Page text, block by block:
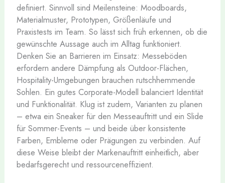
definiert. Sinnvoll sind Meilensteine: Moodboards,
Materialmuster, Prototypen, Größenläufe und
Praxistests im Team. So lässt sich früh erkennen, ob die
gewünschte Aussage auch im Alltag funktioniert.
Denken Sie an Barrieren im Einsatz: Messeböden
erfordern andere Dämpfung als Outdoor-Flächen,
Hospitality-Umgebungen brauchen rutschhemmende
Sohlen. Ein gutes Corporate-Modell balanciert Identität
und Funktionalität. Klug ist zudem, Varianten zu planen
– etwa ein Sneaker für den Messeauftritt und ein Slide
für Sommer-Events – und beide über konsistente
Farben, Embleme oder Prägungen zu verbinden. Auf
diese Weise bleibt der Markenauftritt einheitlich, aber
bedarfsgerecht und ressourceneffizient.